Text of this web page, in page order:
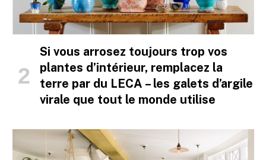
Si vous arrosez toujours trop vos
plantes d’intérieur, remplacez la
terre par du LECA – les galets d’argile
virale que tout le monde utilise